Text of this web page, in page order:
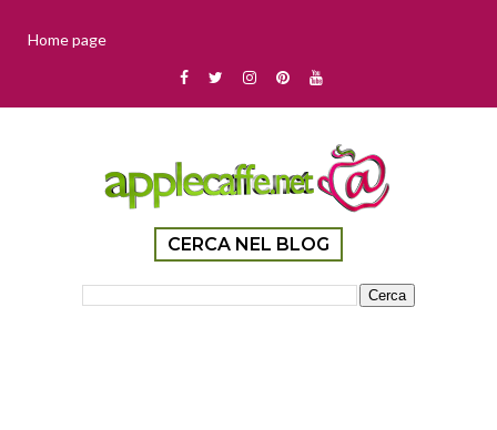
Home page
CERCA NEL BLOG